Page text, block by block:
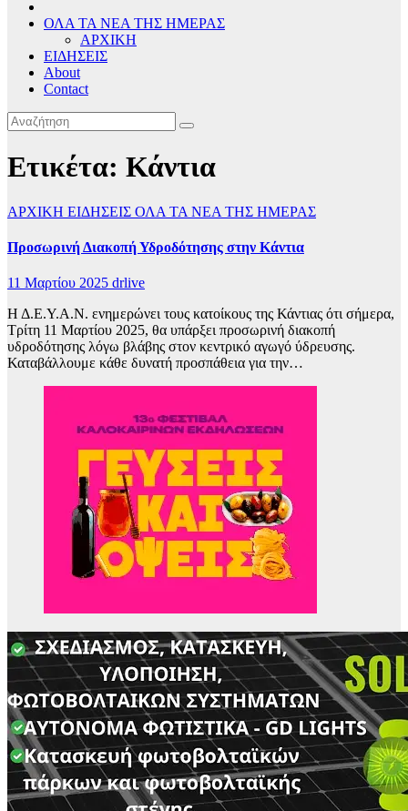
ΟΛΑ ΤΑ ΝΕΑ ΤΗΣ ΗΜΕΡΑΣ
ΑΡΧΙΚΗ
ΕΙΔΗΣΕΙΣ
About
Contact
Ετικέτα: Κάντια
ΑΡΧΙΚΗ ΕΙΔΗΣΕΙΣ ΟΛΑ ΤΑ ΝΕΑ ΤΗΣ ΗΜΕΡΑΣ
Προσωρινή Διακοπή Υδροδότησης στην Κάντια
11 Μαρτίου 2025 drlive
Η Δ.Ε.Υ.Α.Ν. ενημερώνει τους κατοίκους της Κάντιας ότι σήμερα,
Τρίτη 11 Μαρτίου 2025, θα υπάρξει προσωρινή διακοπή
υδροδότησης λόγω βλάβης στον κεντρικό αγωγό ύδρευσης.
Καταβάλλουμε κάθε δυνατή προσπάθεια για την…